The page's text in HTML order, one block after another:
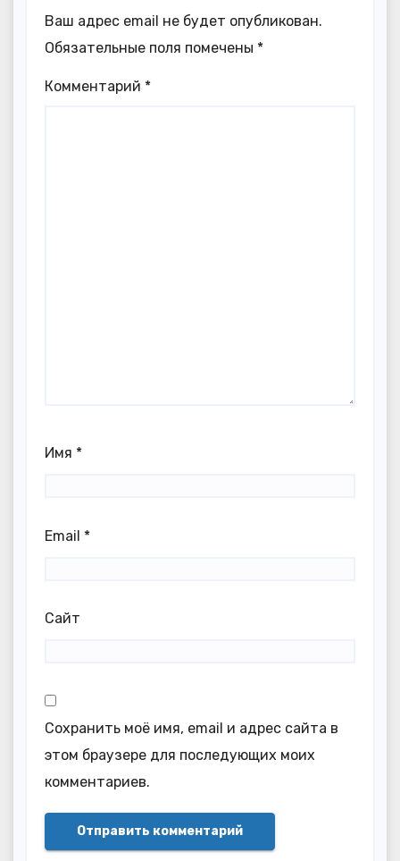
Ваш адрес email не будет опубликован.
Обязательные поля помечены *
Комментарий *
Имя *
Email *
Сайт
Сохранить моё имя, email и адрес сайта в
этом браузере для последующих моих
комментариев.